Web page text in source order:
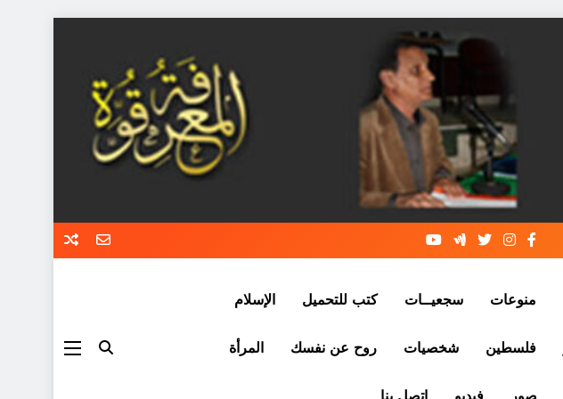
منوعات سجعيــات كتب للتحميل الإسلام
فلسطين شخصيات روح عن نفسك المرأة